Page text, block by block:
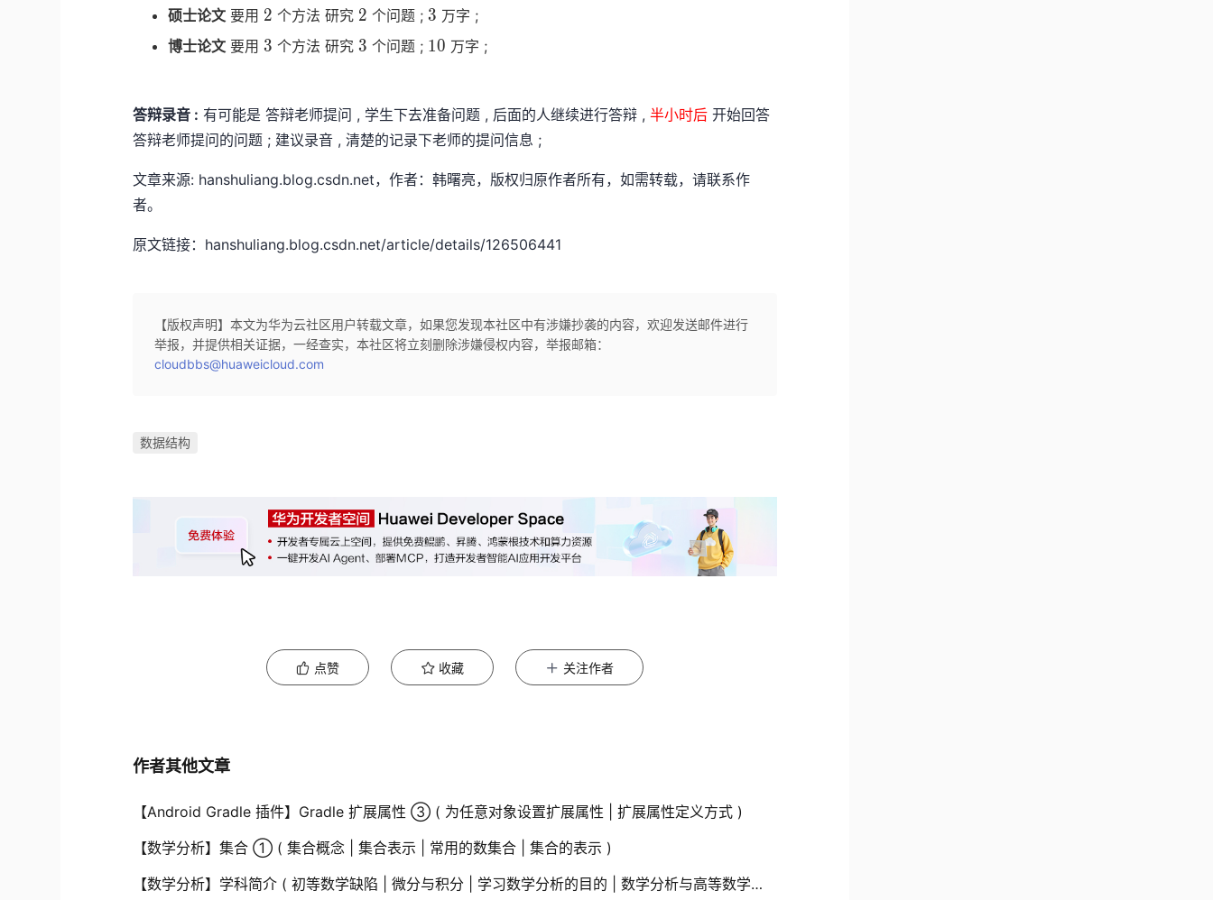
1
1
1.5
硕士论文 要用 2
2
2 个方法 研究 2
2
2 个问题 ; 3
3
3 万字 ;
博士论文 要用 3
3 个方法 研究 3
3 个问题 ; 10
10 万字 ;
答辩录音 : 有可能是 答辩老师提问 , 学生下去准备问题 , 后面的人继续进行答辩 ,半小时后开始回答
答辩老师提问的问题 ; 建议录音 , 清楚的记录下老师的提问信息 ;
文章来源: hanshuliang.blog.csdn.net，作者：韩曙亮，版权归原作者所有，如需转载，请联系作
者。
原文链接：hanshuliang.blog.csdn.net/article/details/126506441
【版权声明】本文为华为云社区用户转载文章，如果您发现本社区中有涉嫌抄袭的内容，欢迎发送邮件进行
举报，并提供相关证据，一经查实，本社区将立刻删除涉嫌侵权内容，举报邮箱：
cloudbbs@huaweicloud.com
数据结构
点赞 收藏 关注作者
作者其他文章
【Android Gradle 插件】Gradle 扩展属性 ③ ( 为任意对象设置扩展属性 | 扩展属性定义方式 )
【数学分析】集合 ① ( 集合概念 | 集合表示 | 常用的数集合 | 集合的表示 )
【数学分析】学科简介 ( 初等数学缺陷 | 微分与积分 | 学习数学分析的目的 | 数学分析与高等数学对比 )